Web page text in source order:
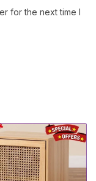
for the next time I